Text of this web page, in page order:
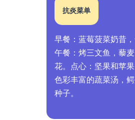
抗炎菜单
早餐：蓝莓菠菜奶昔，
午餐：烤三文鱼，藜
花。点心：坚果和苹果
色彩丰富的蔬菜汤，
种子。